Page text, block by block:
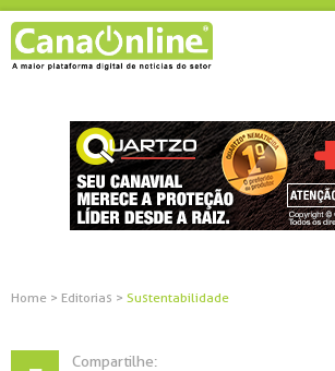
Home > Editorias > Sustentabilidade
Compartilhe: